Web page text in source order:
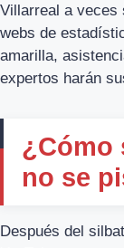
Villarreal a veces
webs de
amarilla,
expertos harán
¿Cómo
no se
Después del